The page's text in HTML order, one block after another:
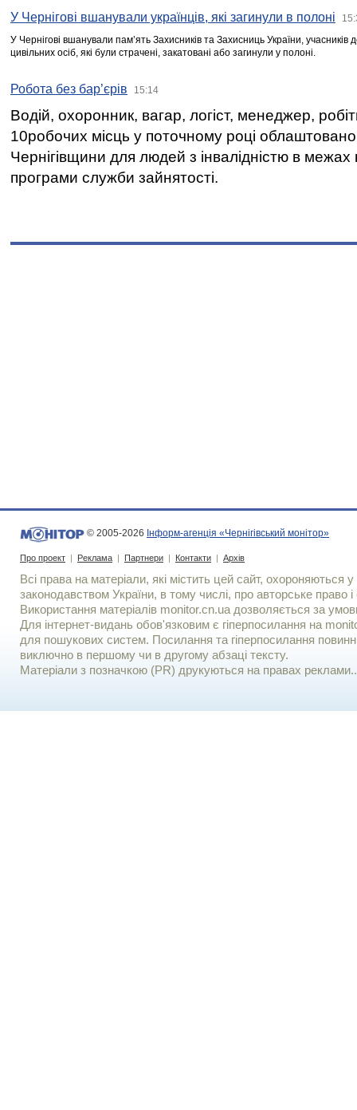
У Чернігові вшанували українців, які загинули в полоні
У Чернігові вшанували пам’ять Захисників та Захисниць України,
цивільних осіб, які були страчені, закатовані або загинули у полоні.
Робота без бар’єрів 15:14
Водій, охоронник, вагар, логіст, менеджер,
10робочих місць у поточному році
Чернігівщини для людей з інвалідністю в межах
програми служби зайнятості.
© 2005-2026 Інформ-агенція «Чернігівський монітор»
Про проект | Реклама | Партнери | Контакти | Архів
Всі права на матеріали, які містить цей сайт, охороняються у
законодавством України, в тому числі, про авторське право і
Використання матерiалiв monitor.cn.ua дозволяється за
Для iнтернет-видань обов'язковим є гiперпосилання на
для пошукових систем. Посилання та гіперпосилання
виключно в першому чи в другому абзаці тексту.
Матеріали з позначкою (PR) друкуються на правах реклами..